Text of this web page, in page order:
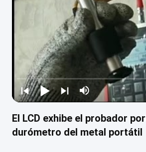
El LCD exhibe el probador
durómetro del metal portátil